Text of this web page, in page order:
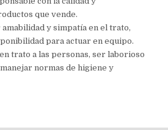
que vende.
y simpatía en el trato,
para actuar en equipo.
trato a las personas, ser laborioso
normas de higiene y